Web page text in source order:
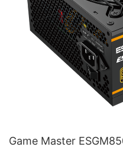
Game Master